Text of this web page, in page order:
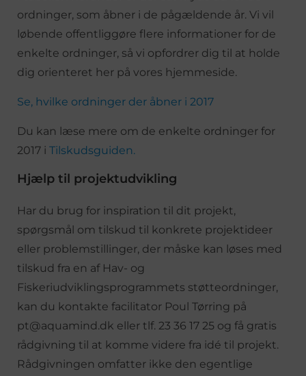
ordninger, som åbner i de pågældende år. Vi vil
løbende offentliggøre flere informationer for de
enkelte ordninger, så vi opfordrer dig til at holde
dig orienteret her på vores hjemmeside.
Se, hvilke ordninger der åbner i 2017
Du kan læse mere om de enkelte ordninger for
2017 i Tilskudsguiden.
Hjælp til projektudvikling
Har du brug for inspiration til dit projekt,
spørgsmål om tilskud til konkrete projektideer
eller problemstillinger, der måske kan løses med
tilskud fra en af Hav- og
Fiskeriudviklingsprogrammets støtteordninger,
kan du kontakte facilitator Poul Tørring på
pt@aquamind.dk eller tlf. 23 36 17 25 og få gratis
rådgivning til at komme videre fra idé til projekt.
Rådgivningen omfatter ikke den egentlige